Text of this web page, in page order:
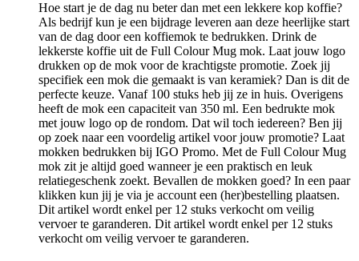
Hoe start je de dag nu beter dan met een lekkere kop koffie?
Als bedrijf kun je een bijdrage leveren aan deze heerlijke start
van de dag door een koffiemok te bedrukken. Drink de
lekkerste koffie uit de Full Colour Mug mok. Laat jouw logo
drukken op de mok voor de krachtigste promotie. Zoek jij
specifiek een mok die gemaakt is van keramiek? Dan is dit de
perfecte keuze. Vanaf 100 stuks heb jij ze in huis. Overigens
heeft de mok een capaciteit van 350 ml. Een bedrukte mok
met jouw logo op de rondom. Dat wil toch iedereen? Ben jij
op zoek naar een voordelig artikel voor jouw promotie? Laat
mokken bedrukken bij IGO Promo. Met de Full Colour Mug
mok zit je altijd goed wanneer je een praktisch en leuk
relatiegeschenk zoekt. Bevallen de mokken goed? In een paar
klikken kun jij je via je account een (her)bestelling plaatsen.
Dit artikel wordt enkel per 12 stuks verkocht om veilig
vervoer te garanderen. Dit artikel wordt enkel per 12 stuks
verkocht om veilig vervoer te garanderen.